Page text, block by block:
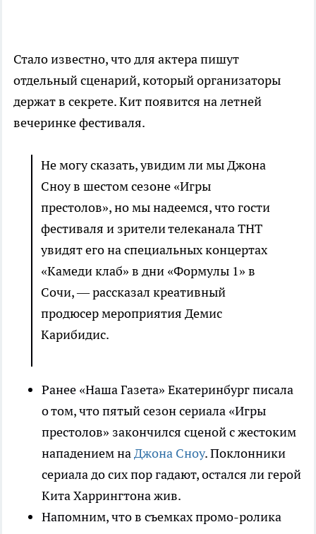
Стало известно, что для актера пишут
отдельный сценарий, который организаторы
держат в секрете. Кит появится на летней
вечеринке фестиваля.
Не могу сказать, увидим ли мы Джона
Сноу в шестом сезоне «Игры
престолов», но мы надеемся, что гости
фестиваля и зрители телеканала ТНТ
увидят его на специальных концертах
«Камеди клаб» в дни «Формулы 1» в
Сочи, — рассказал креативный
продюсер мероприятия Демис
Карибидис.
Ранее «Наша Газета» Екатеринбург писала
о том, что пятый сезон сериала «Игры
престолов» закончился сценой с жестоким
нападением наДжона Сноу. Поклонники
сериала до сих пор гадают, остался ли герой
Кита Харрингтона жив.
Напомним, что в съемках промо-ролика